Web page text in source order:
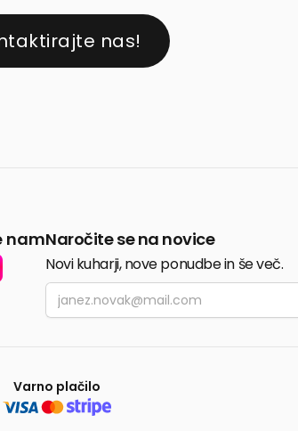
nas!
namNaročite se na novice
Novi kuharji, nove ponudbe in še več.
Email
Varno plačilo